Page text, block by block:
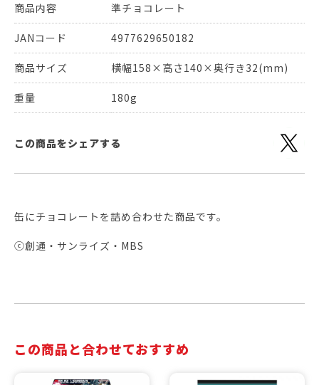
商品内容 準チョコレート
JANコード 4977629650182
商品サイズ 横幅158×高さ140×奥行き32(mm)
重量 180g
この商品をシェアする
缶にチョコレートを詰め合わせた商品です。
ⓒ創通・サンライズ・MBS
この商品と合わせておすすめ